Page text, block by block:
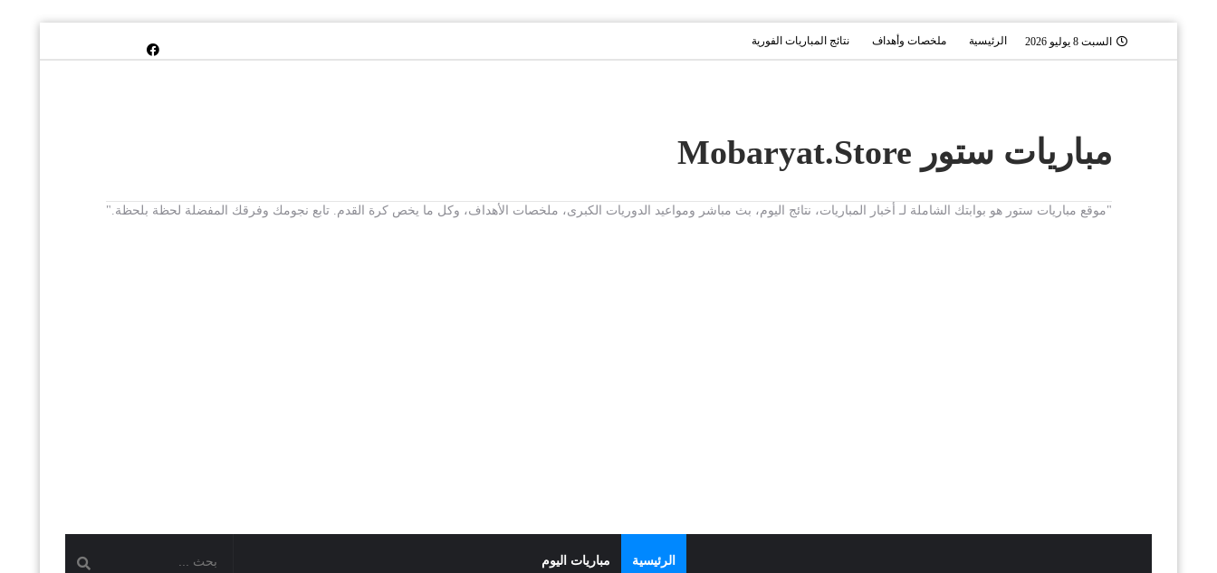
السبت 8 يوليو 2026 الرئيسية ملخصات وأهداف نتائج المباريات الفورية
مباريات ستور Mobaryat.Store
"موقع مباريات ستور هو بوابتك الشاملة لـ أخبار المباريات، نتائج اليوم، بث مباشر ومواعيد الدوريات الكبرى، ملخصات الأهداف، وكل ما يخص كرة القدم. تابع نجومك وفرقك المفضلة لحظة بلحظة."
الرئيسية مباريات اليوم